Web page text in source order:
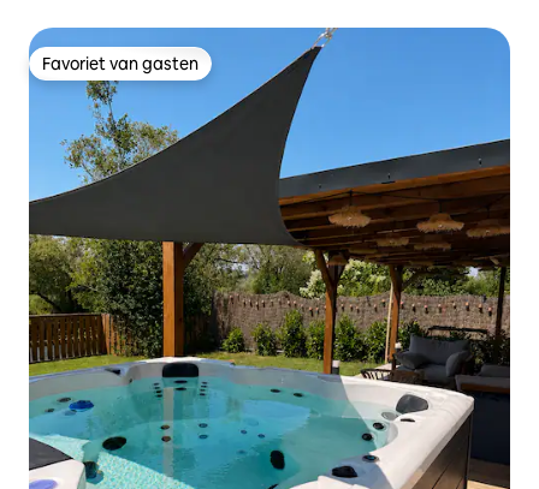
Favoriet van gasten
Favoriet van gasten